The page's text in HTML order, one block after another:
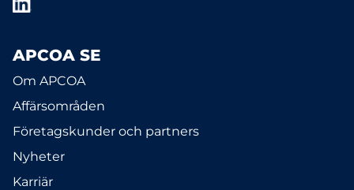
APCOA SE
Om APCOA
Affärsområden
Företagskunder och partners
Nyheter
Karriär